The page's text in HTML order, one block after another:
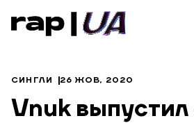
СИНГЛИ 26 ЖОВ, 2020
Vnuk выпустил